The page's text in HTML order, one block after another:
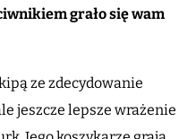
grało się wam
ze zdecydowanie
jeszcze lepsze wrażenie